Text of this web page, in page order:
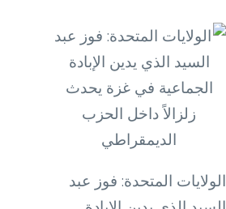
الولايات المتحدة: فوز عبد